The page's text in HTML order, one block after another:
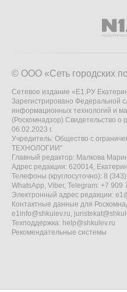
© ООО «Сеть городских
Сетевое издание «Е1.РУ
Зарегистрировано Федеральной
информационных технологий и
(Роскомнадзор) Свидетельство
06.02.2023 г.
Учредитель: Общество с
ТЕХНОЛОГИИ"
Главный редактор: Малкова
Адрес редакции: 620014,
Телефоны (круглосуточно): 8
WhatsApp, Viber, Telegram: +7 909
Электронный адрес редакции:
Контактные данные для
e1info@shkulev.ru,
Техподдержка: help@shkulev.ru
Рекомендательные системы